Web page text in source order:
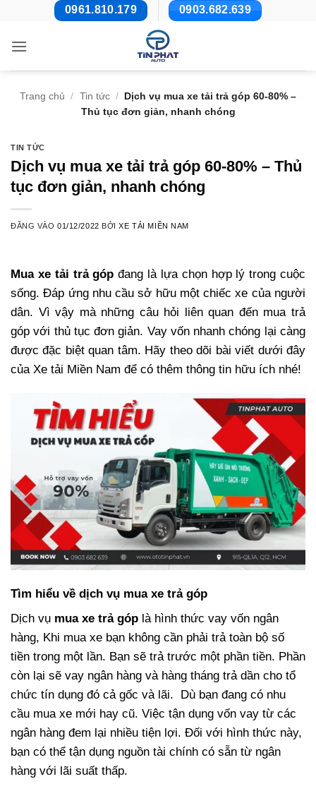
nội
0961.810.179 0903.682.639
Trang chủ / Tin tức / Dịch vụ mua xe tải trả góp 60-80% –
Thủ tục đơn giản, nhanh chóng
TIN TỨC
Dịch vụ mua xe tải trả góp 60-80% – Thủ
tục đơn giản, nhanh chóng
ĐĂNG VÀO01/12/2022 BỞIXE TẢI MIỀN NAM
Mua xe tải trả góp đang là lựa chọn hợp lý trong cuộc
sống. Đáp ứng nhu cầu sở hữu một chiếc xe của người
dân. Vì vậy mà những câu hỏi liên quan đến mua trả
góp với thủ tục đơn giản. Vay vốn nhanh chóng lại càng
được đặc biệt quan tâm. Hãy theo dõi bài viết dưới đây
của Xe tải Miền Nam để có thêm thông tin hữu ích nhé!
Tìm hiểu về dịch vụ mua xe trả góp
Dịch vụ mua xe trả góp là hình thức vay vốn ngân
hàng, Khi mua xe bạn không cần phải trả toàn bộ số
tiền trong một lần. Bạn sẽ trả trước một phần tiền. Phần
còn lại sẽ vay ngân hàng và hàng tháng trả dần cho tổ
chức tín dụng đó cả gốc và lãi. Dù bạn đang có nhu
cầu mua xe mới hay cũ. Việc tận dụng vốn vay từ các
ngân hàng đem lại nhiều tiện lợi. Đối với hình thức này,
bạn có thể tận dụng nguồn tài chính có sẵn từ ngân
hàng với lãi suất thấp.